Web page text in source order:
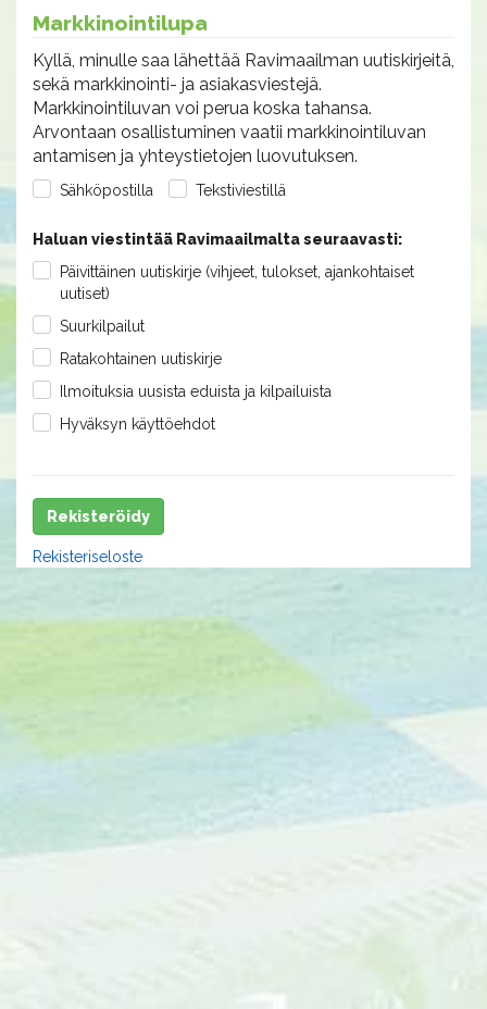
Markkinointilupa
Kyllä, minulle saa lähettää Ravimaailman uutiskirjeitä,
sekä markkinointi- ja asiakasviestejä.
Markkinointiluvan voi perua koska tahansa.
Arvontaan osallistuminen vaatii markkinointiluvan
antamisen ja yhteystietojen luovutuksen.
Sähköpostilla Tekstiviestillä
Haluan viestintää Ravimaailmalta seuraavasti:
Päivittäinen uutiskirje (vihjeet, tulokset, ajankohtaiset
uutiset)
Suurkilpailut
Ratakohtainen uutiskirje
Ilmoituksia uusista eduista ja kilpailuista
Hyväksyn käyttöehdot
Rekisteröidy
Rekisteriseloste